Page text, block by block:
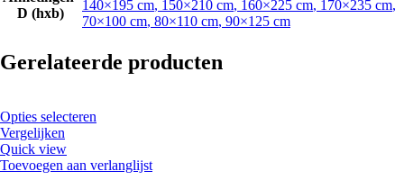
D (hxb)
140×195 cm, 150×210 cm, 160×225 cm, 170×235 cm,
70×100 cm, 80×110 cm, 90×125 cm
Gerelateerde producten
Opties selecteren
Vergelijken
Quick view
Toevoegen aan verlanglijst